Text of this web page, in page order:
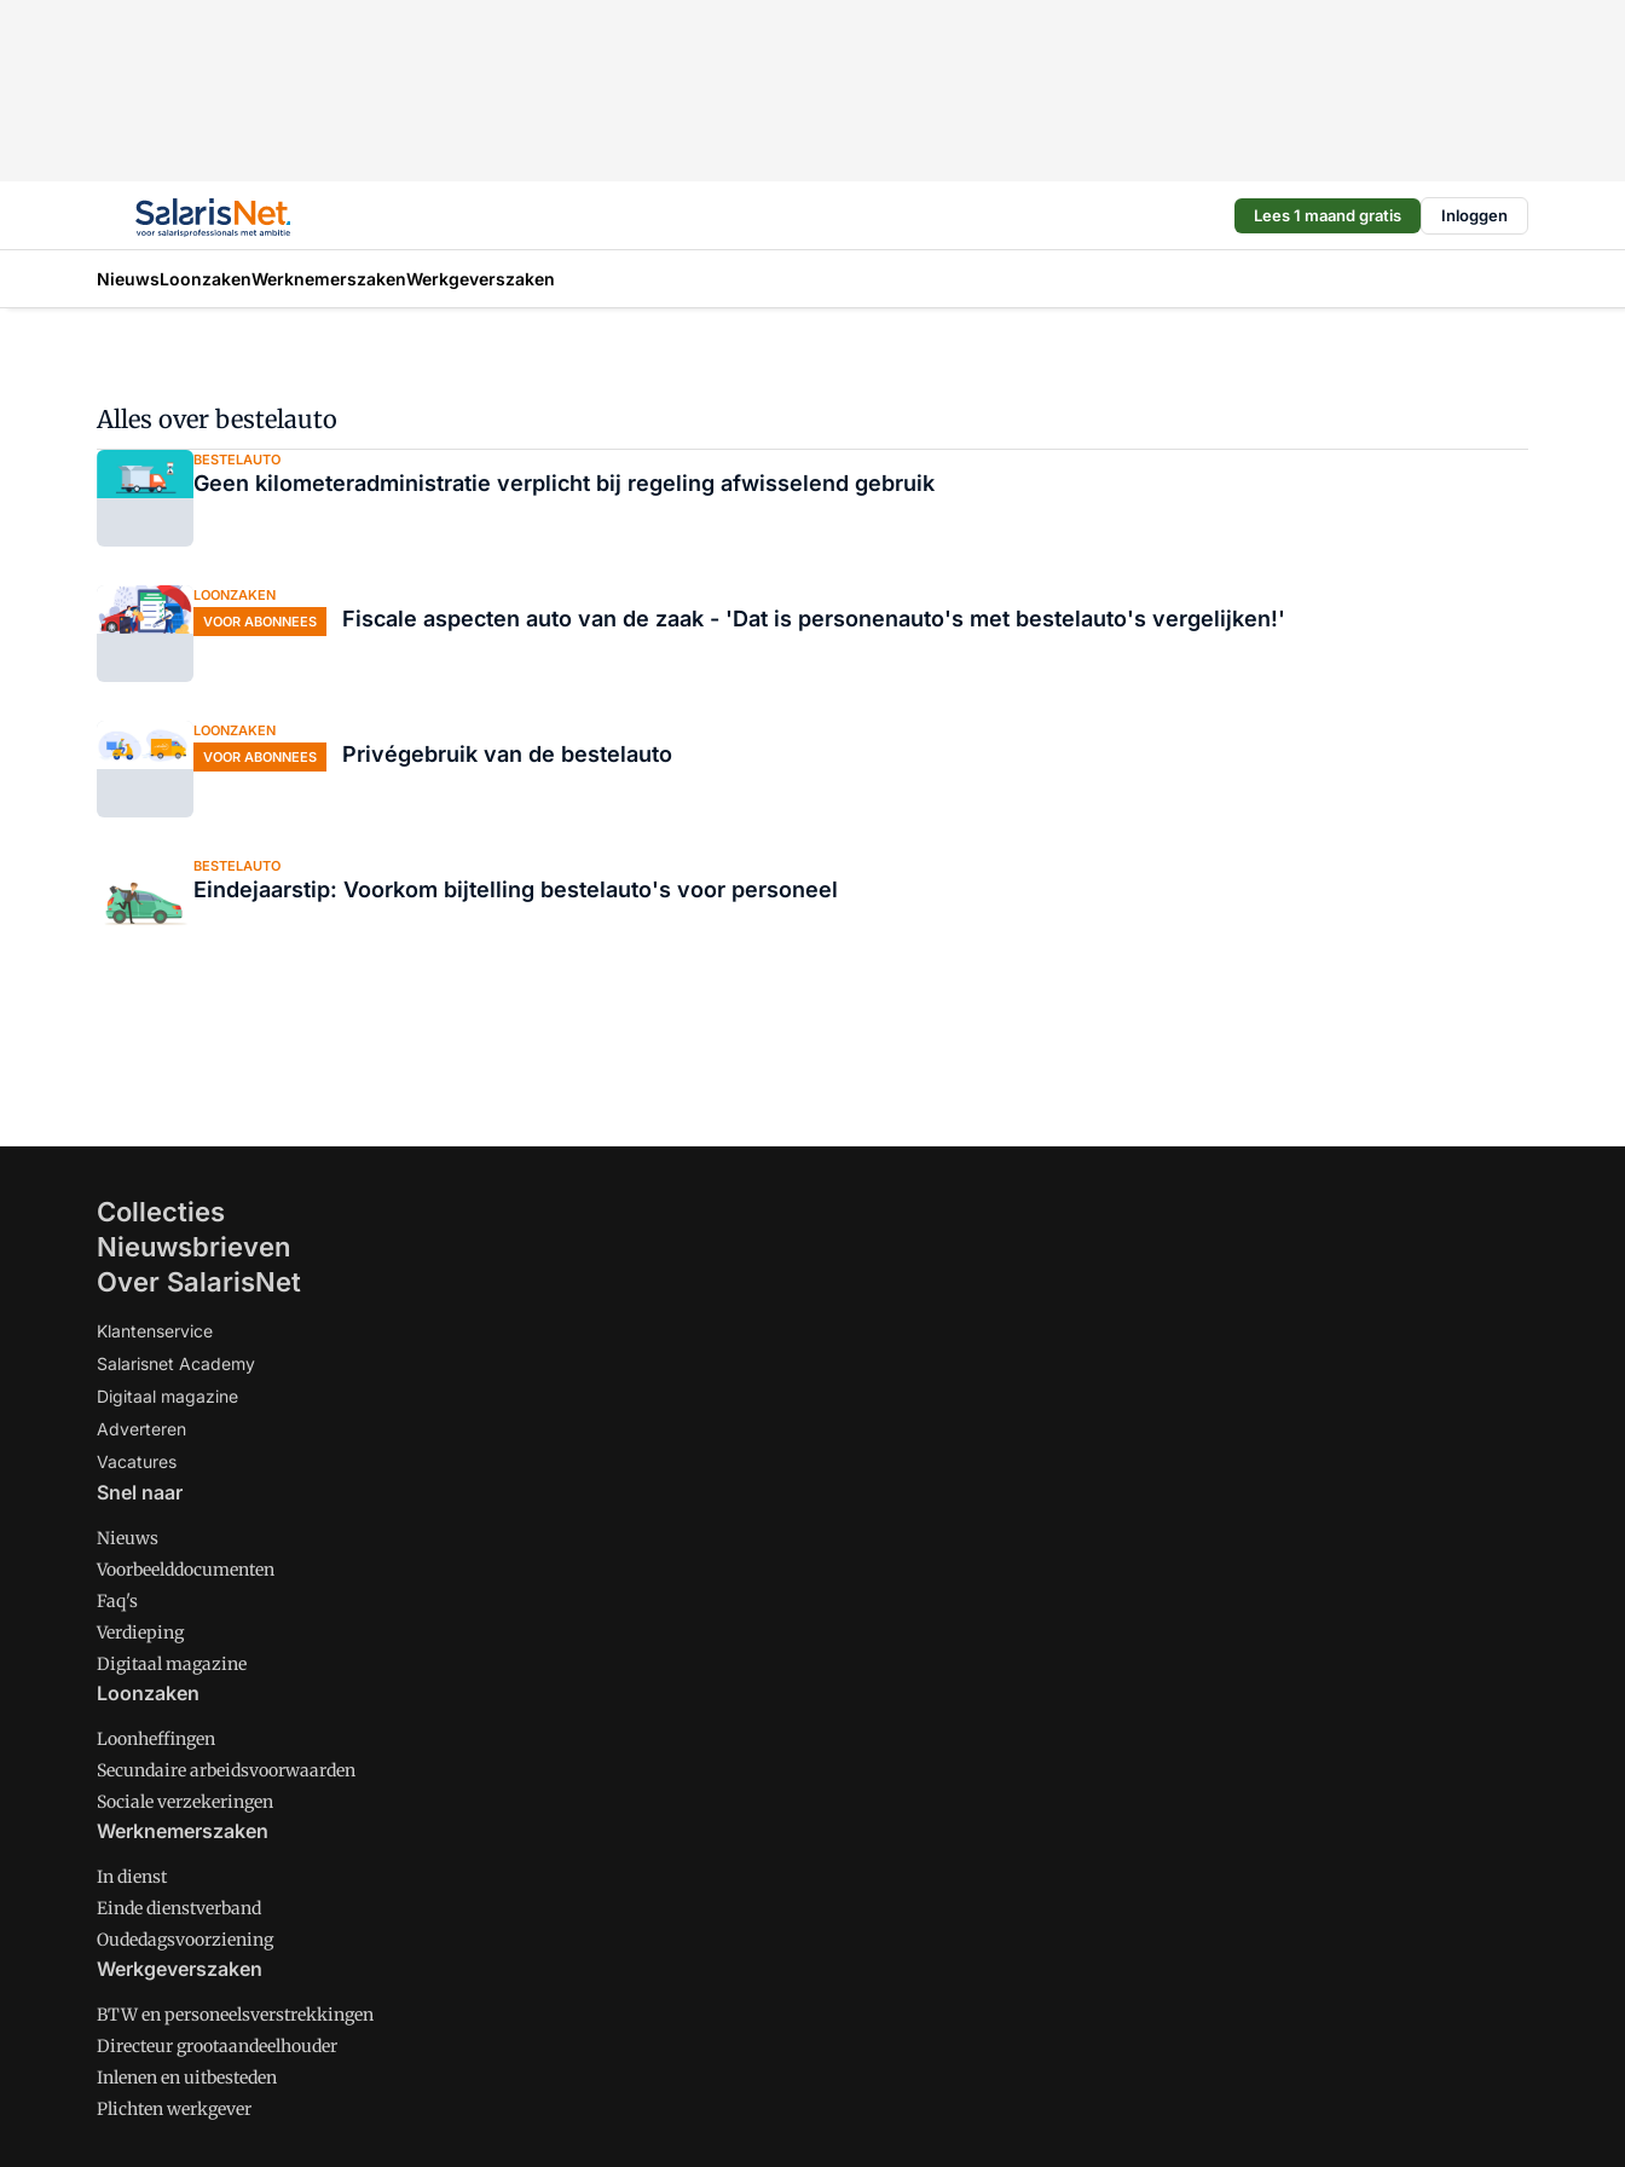
Lees 1 maand gratis Inloggen
NieuwsLoonzakenWerknemerszakenWerkgeverszaken
Alles over bestelauto
BESTELAUTO
Geen kilometeradministratie verplicht bij regeling afwisselend gebruik
LOONZAKEN
VOOR ABONNEES
Fiscale aspecten auto van de zaak - 'Dat is personenauto's met bestelauto's vergelijken!'
LOONZAKEN
VOOR ABONNEES
Privégebruik van de bestelauto
BESTELAUTO
Eindejaarstip: Voorkom bijtelling bestelauto's voor personeel
Collecties
Nieuwsbrieven
Over SalarisNet
Klantenservice
Salarisnet Academy
Digitaal magazine
Adverteren
Vacatures
Snel naar
Nieuws
Voorbeelddocumenten
Faq's
Verdieping
Digitaal magazine
Loonzaken
Loonheffingen
Secundaire arbeidsvoorwaarden
Sociale verzekeringen
Werknemerszaken
In dienst
Einde dienstverband
Oudedagsvoorziening
Werkgeverszaken
BTW en personeelsverstrekkingen
Directeur grootaandeelhouder
Inlenen en uitbesteden
Plichten werkgever